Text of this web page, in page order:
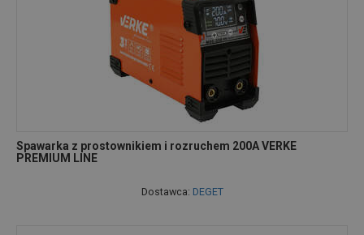
Spawarka z prostownikiem i rozruchem 200A VERKE
PREMIUM LINE
Dostawca: DEGET